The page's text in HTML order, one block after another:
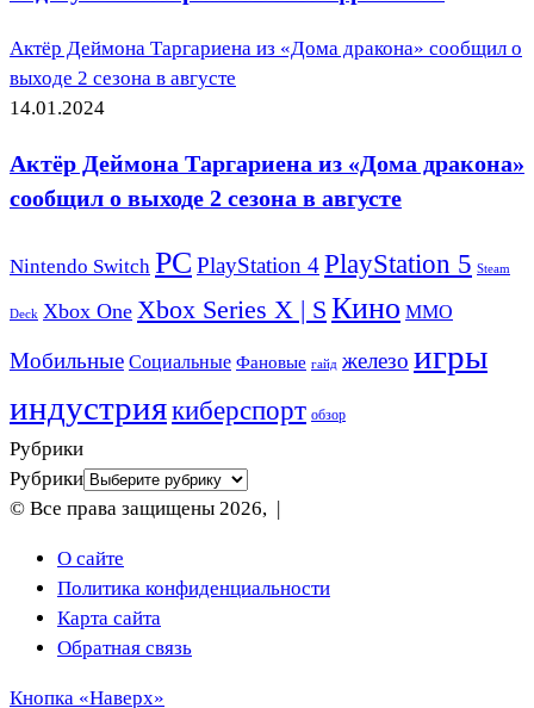
Актёр Деймона Таргариена из «Дома дракона» сообщил о
выходе 2 сезона в августе
14.01.2024
Актёр Деймона Таргариена из «Дома дракона»
сообщил о выходе 2 сезона в августе
Nintendo Switch PC PlayStation 4PlayStation 5 Steam
Deck Xbox One Xbox Series X | S Кино ММО
Мобильные Социальные Фановые гайд железо игры
индустриякиберспорт обзор
Рубрики
Рубрики
© Все права защищены 2026, |
О сайте
Политика конфиденциальности
Карта сайта
Обратная связь
Кнопка «Наверх»